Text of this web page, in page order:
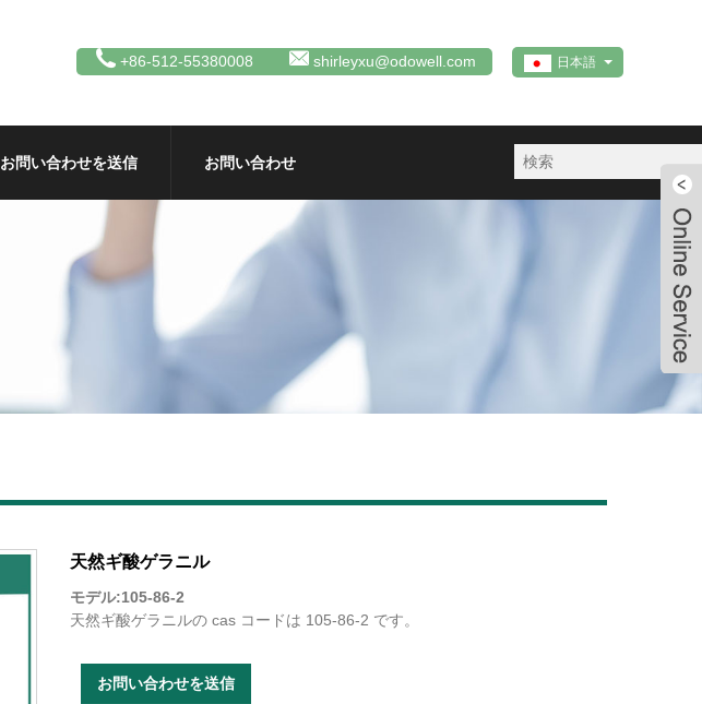
日本語
+86-512-55380008 shirleyxu@odowell.com
お問い合わせを送信 お問い合わせ
天然ギ酸ゲラニル
モデル:105-86-2
天然ギ酸ゲラニルの cas コードは 105-86-2 です。
お問い合わせを送信